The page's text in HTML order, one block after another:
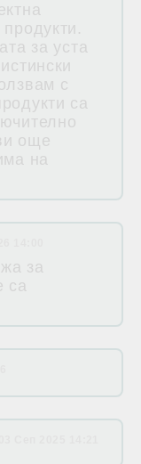
за уста
с
са
още
на
за
са